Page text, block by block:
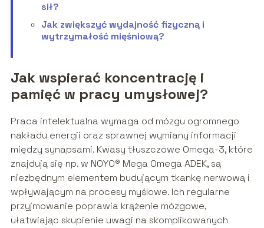
sił?
Jak zwiększyć wydajność fizyczną i
wytrzymałość mięśniową?
Jak wspierać koncentrację i
pamięć w pracy umysłowej?
Praca intelektualna wymaga od mózgu ogromnego
nakładu energii oraz sprawnej wymiany informacji
między synapsami. Kwasy tłuszczowe Omega-3, które
znajdują się np. w NOYO® Mega Omega ADEK, są
niezbędnym elementem budującym tkankę nerwową i
wpływającym na procesy myślowe. Ich regularne
przyjmowanie poprawia krążenie mózgowe,
ułatwiając skupienie uwagi na skomplikowanych